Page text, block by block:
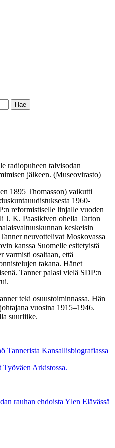
radiopuheen talvisodan
jälkeen. (Museovirasto)
1895 Thomasson) vaikutti
1960-
reformistiselle linjalle vuoden
J. K. Paasikiven ohella Tarton
keskeisin
neuvottelivat Moskovassa
kanssa Suomelle esitetyistä
varmisti osaltaan, että
takana. Hänet
Tanner palasi vielä SDP:n
teki osuustoiminnassa. Hän
vuosina 1915–1946.
suurliike.
Tannerista Kansallisbiografiassa
Arkistossa.
rauhan ehdoista Ylen Elävässä